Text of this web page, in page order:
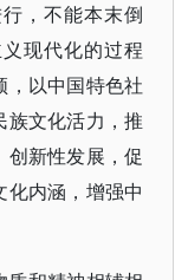
，不能本末倒
现代化的过程
，以中国特色社
族文化活力，推
新性发展，促
内涵，增强中